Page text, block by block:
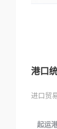
港口
进口贸
起运